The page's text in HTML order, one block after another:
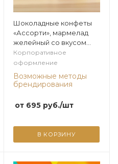
Шоколадные конфеты
«Ассорти», мармелад
желейный со вкусом
«Банан» 80г из
коллекции Лимонная
Корпоративное
оформление
Возможные методы
брендирования
от 695руб./шт
В КОРЗИНУ